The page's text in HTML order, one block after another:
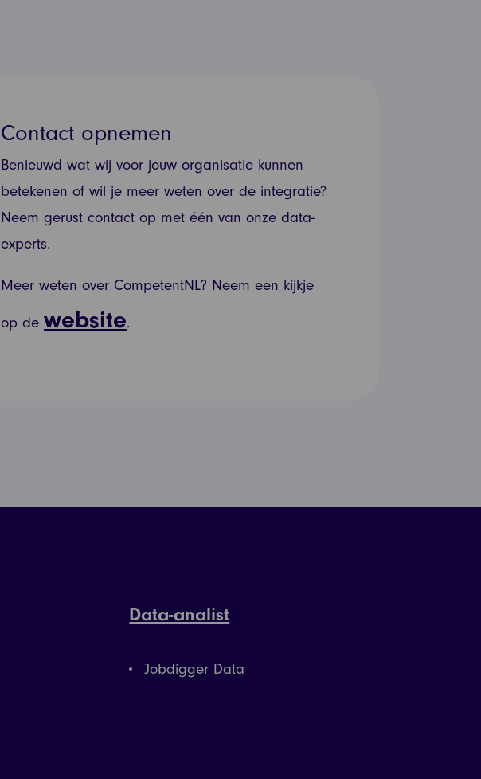
Contact opnemen
Benieuwd wat wij voor jouw organisatie kunnen
betekenen of wil je meer weten over de integratie?
Neem gerust contact op met één van onze data-
experts.
Meer weten over CompetentNL? Neem een kijkje
op de website.
Data-analist
Jobdigger Data